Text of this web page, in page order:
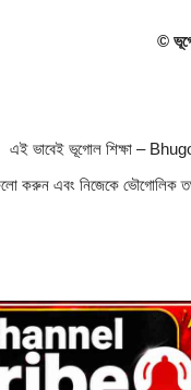
©
করুন এবং নিজেকে ভৌগােলিক